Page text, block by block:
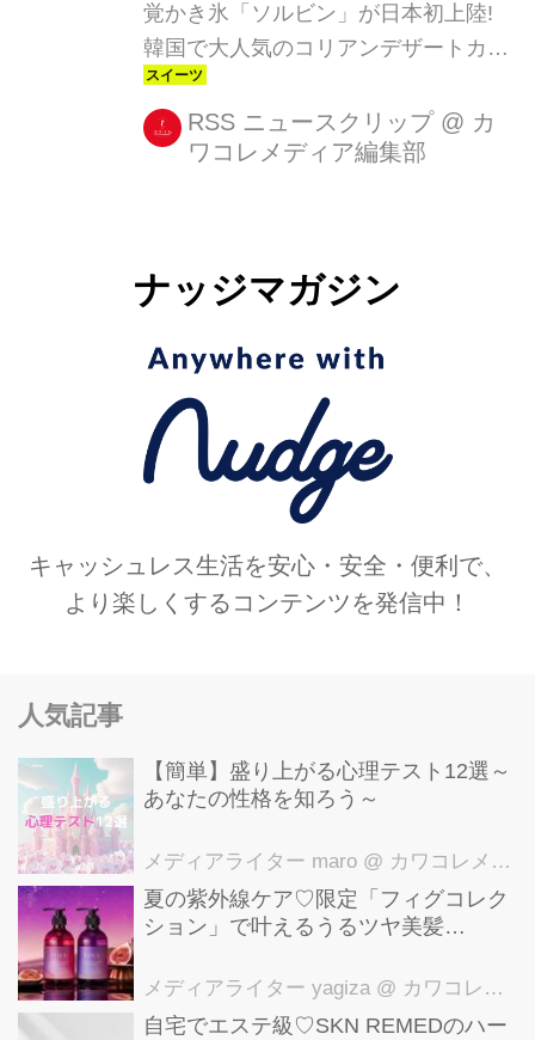
クかき氷のうえに、ほろ苦いカカオと
たっぷりのホ...
覚かき氷「ソルビン」が日本初上陸!
韓国で大人気のコリアンデザートカフ
ェ「SULBING(ソルビン)」が、日本初
上陸。6/30、東京・原宿に『SULBING
HARAJUKU』が、オープンする。 大
RSS ニュースクリップ @ カ
ワコレメディア編集部
ナッジマガジン
キャッシュレス生活を安心・安全・便利で、
より楽しくするコンテンツを発信中！
人気記事
【簡単】盛り上がる心理テスト12選～
あなたの性格を知ろう～
メディアライター maro @ カワコレメディア編集部
夏の紫外線ケア♡限定「フィグコレク
ション」で叶えるうるツヤ美髪
メディアライター yagiza @ カワコレメディア編集部
自宅でエステ級♡SKN REMEDのハー